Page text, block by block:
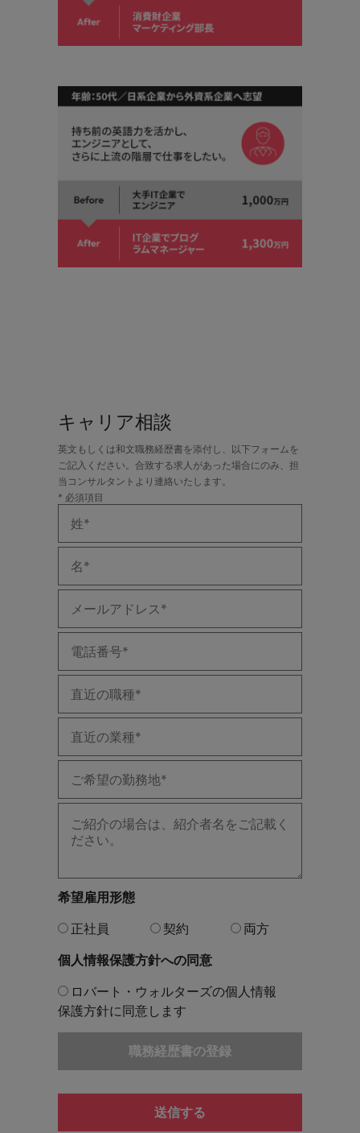
キャリア相談
英文もしくは和文職務経歴書を添付し、以下フォームを
ご記入ください。合致する求人があった場合にのみ、担
当コンサルタントより連絡いたします。
* 必須項目
希望雇用形態
正社員
契約
両方
個人情報保護方針への同意
ロバート・ウォルターズの個人情報
保護方針に同意します
職務経歴書の登録
送信する